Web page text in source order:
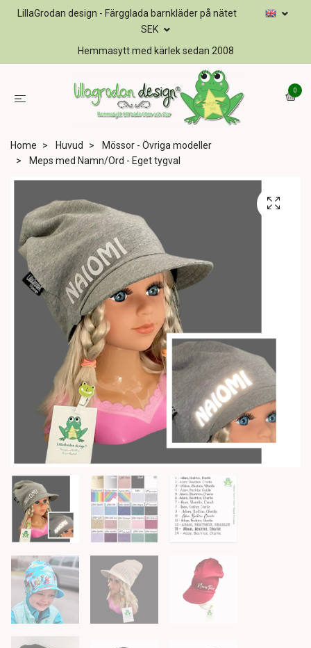
LillaGrodan design - Färgglada barnkläder på nätet
SEK
Hemmasytt med kärlek sedan 2008
0
Home Huvud
Mössor - Övriga modeller
Meps med Namn/Ord - Eget tygval